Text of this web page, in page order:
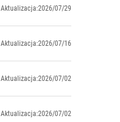
Aktualizacja:2026/07/29
Aktualizacja:2026/07/16
Aktualizacja:2026/07/02
Aktualizacja:2026/07/02